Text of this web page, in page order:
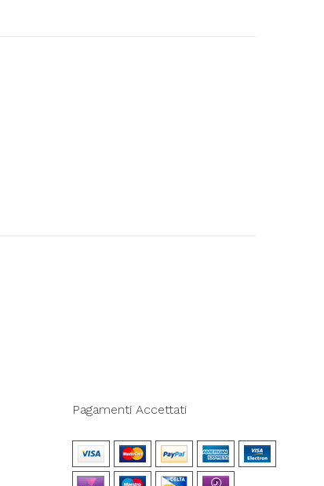
Pagamenti Accettati